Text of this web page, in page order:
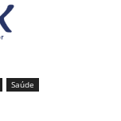
Saúde